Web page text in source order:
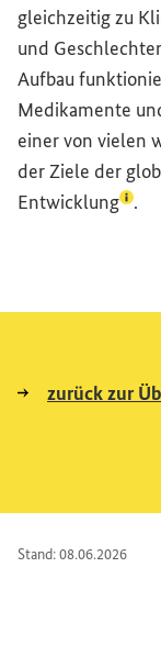
gleichzeitig zu
und
Aufbau
Medikamente
einer von vielen
der Ziele der
Entwicklung .
zurück zur
Stand: 08.06.2026